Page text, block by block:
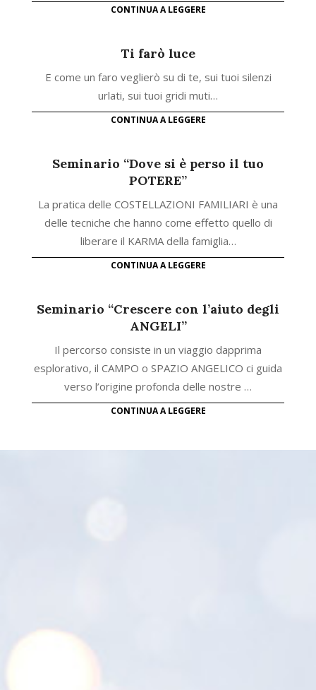
CONTINUA A LEGGERE
Ti farò luce
E come un faro veglierò su di te, sui tuoi silenzi
urlati, sui tuoi gridi muti…
CONTINUA A LEGGERE
Seminario “Dove si è perso il tuo
POTERE”
La pratica delle COSTELLAZIONI FAMILIARI è una
delle tecniche che hanno come effetto quello di
liberare il KARMA della famiglia…
CONTINUA A LEGGERE
Seminario “Crescere con l’aiuto degli
ANGELI”
Il percorso consiste in un viaggio dapprima
esplorativo, il CAMPO o SPAZIO ANGELICO ci guida
verso l’origine profonda delle nostre …
CONTINUA A LEGGERE